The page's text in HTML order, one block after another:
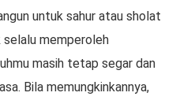
untuk sahur atau sholat
memperoleh
masih tetap segar dan
Bila memungkinkannya,